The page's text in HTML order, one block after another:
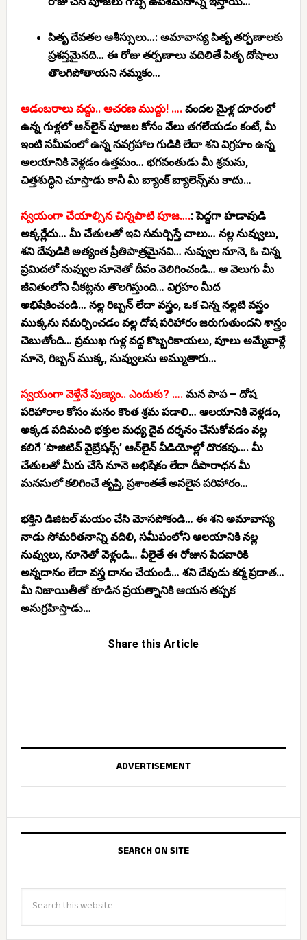
పితృ దేవతల ఆశీస్సులు…:అమావాస్య పితృ తర్పణాలకు
ప్రశస్తమైనది… ఈ రోజు తర్పణాలు వదిలితే పితృ దోషాలు
తొలగిపోతాయని నమ్మకం…
ఆడంబరాలు వద్దు.. ఆచరణ ముద్దు! …. వందల మైళ్ల దూరంలో
ఉన్న గుళ్లలో ఆన్‌లైన్ పూజల కోసం వేలు తగలేయడం కంటే, మీ
ఇంటి సమీపంలో ఉన్న నవగ్రహాల గుడికి లేదా శని విగ్రహం ఉన్న
ఆలయానికివెళ్లడం ఉత్తమం… భగవంతుడు మీ శ్రమను,
చిత్తశుద్ధిని చూస్తాడు కానీ మీ బ్యాంక్ బ్యాలెన్స్‌ను కాదు…
స్వయంగా చేయాల్సిన చిన్నపాటి పూజ….:పెద్దగా హడావుడి
అక్కర్లేదు… మీ చేతులతో ఇవి సమర్పిస్తే చాలు… నల్ల నువ్వులు,
శని దేవుడికి అత్యంత ప్రీతిపాత్రమైనవి… నువ్వుల నూనె, ఓ చిన్న
ప్రమిదలో నువ్వుల నూనెతో దీపం వెలిగించండి… ఆ వెలుగు మీ
జీవితంలోని చీకట్లను తొలగిస్తుంది… విగ్రహం మీద
అభిషేకించండి… నల్ల రిబ్బన్ లేదా వస్త్రం, ఒక చిన్న నల్లటి వస్త్రం
ముక్కను సమర్పించడం వల్ల దోష పరిహారం జరుగుతుందని శాస్త్రం
చెబుతోంది… ప్రముఖ గుళ్ల వద్ద కొబ్బరికాయలు, పూలు అమ్మేవాళ్లే
నూనె, రిబ్బన్ ముక్క, నువ్వులను అమ్ముతారు…
స్వయంగా వెళ్తేనే పుణ్యం.. ఎందుకు? …. మన పాప – దోష
పరిహారాల కోసం మనం కొంత శ్రమ పడాలి… ఆలయానికి వెళ్లడం,
అక్కడ పదిమంది భక్తుల మధ్య దైవ దర్శనం చేసుకోవడం వల్ల
కలిగే ‘పాజిటివ్ వైబ్రేషన్స్’ ఆన్‌లైన్ వీడియోల్లో దొరకవు…. మీ
చేతులతో మీరు చేసే నూనె అభిషేకం లేదా దీపారాధన మీ
మనసులో కలిగించే తృప్తి, ప్రశాంతతే అసలైన పరిహారం…
భక్తిని డిజిటల్ మయం చేసి మోసపోకండి… ఈ శని అమావాస్య
నాడు సోమరితనాన్ని వదిలి, సమీపంలోని ఆలయానికి నల్ల
నువ్వులు, నూనెతో వెళ్లండి… వీలైతే ఈ రోజున పేదవారికి
అన్నదానం లేదా వస్త్ర దానం చేయండి… శని దేవుడు కర్మ ప్రదాత…
మీ నిజాయితీతో కూడిన ప్రయత్నానికి ఆయన తప్పక
అనుగ్రహిస్తాడు…
Share this Article
ADVERTISEMENT
SEARCH ON SITE